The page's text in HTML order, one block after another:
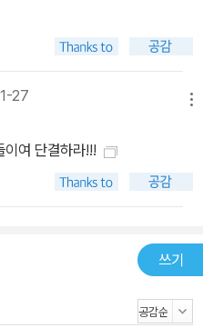
27
여 단결하라!!!
쓰기